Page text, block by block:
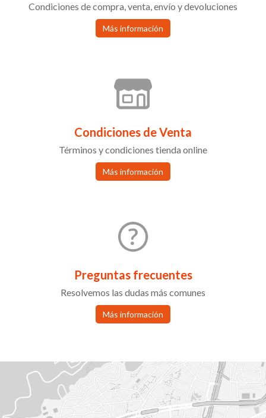
Condiciones de compra, venta, envío y devoluciones
Más información
Condiciones de Venta
Términos y condiciones tienda online
Más información
Preguntas frecuentes
Resolvemos las dudas más comunes
Más información